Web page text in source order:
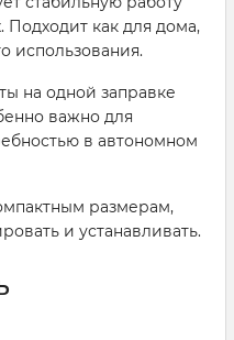
Подходит как для дома,
использования.
на одной заправке
важно для
в автономном
размерам,
и устанавливать.